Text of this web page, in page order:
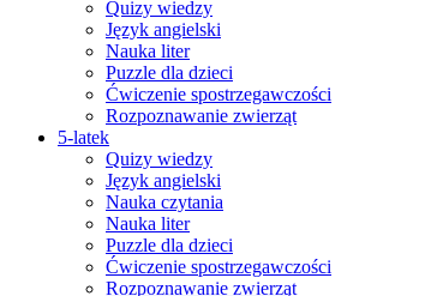
Quizy wiedzy
Język angielski
Nauka liter
Puzzle dla dzieci
Ćwiczenie spostrzegawczości
Rozpoznawanie zwierząt
5-latek
Quizy wiedzy
Język angielski
Nauka czytania
Nauka liter
Puzzle dla dzieci
Ćwiczenie spostrzegawczości
Rozpoznawanie zwierząt